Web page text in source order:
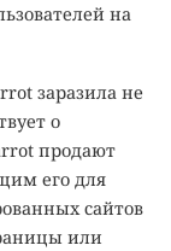
на
заразила не
о
продают
его для
сайтов
или